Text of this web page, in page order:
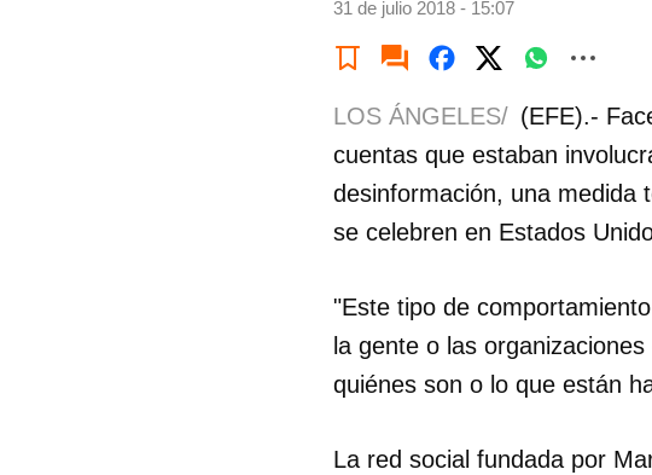
31 de julio 2018 - 15:07
LOS ÁNGELES/ (EFE).-
cuentas que estaban
desinformación, una medida
se celebren en Estados
"Este tipo de
la gente o las
quiénes son o lo que están
La red social fundada por